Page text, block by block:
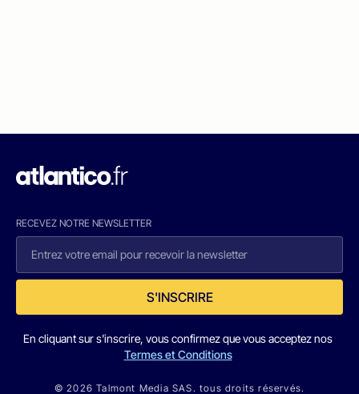
RECEVEZ NOTRE NEWSLETTER
S'INSCRIRE
En cliquant sur s'inscrire, vous confirmez que vous acceptez nos
Termes et Conditions
© 2026 Talmont Media SAS. tous droits réservés.